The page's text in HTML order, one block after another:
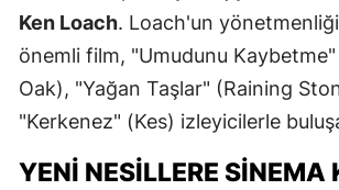
Ken Loach. Loach'un
önemli film, "Umudunu
Oak), "Yağan Taşlar" (Raining
"Kerkenez" (Kes) izleyicilerle
YENI NESILLERE SINEMA